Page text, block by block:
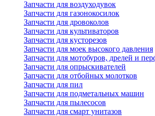
Запчасти для воздуходувок
Запчасти для газонокосилок
Запчасти для дровоколов
Запчасти для культиваторов
Запчасти для кусторезов
Запчасти для моек высокого давления
Запчасти для мотобуров, дрелей и
Запчасти для опрыскивателей
Запчасти для отбойных молотков
Запчасти для пил
Запчасти для подметальных машин
Запчасти для пылесосов
Запчасти для смарт унитазов